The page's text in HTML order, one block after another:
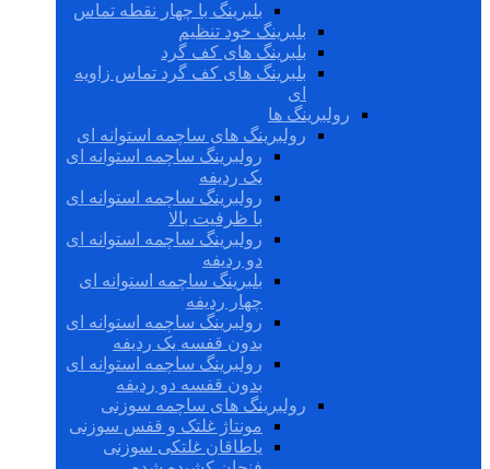
بلبرینگ با چهار نقطه تماس
بلبرینگ خود تنظیم
بلبرینگ های کف گرد
بلبرینگ های کف گرد تماس زاویه
ای
رولبرینگ ها
رولبرینگ های ساچمه استوانه ای
رولبرینگ ساچمه استوانه ای
یک ردیفه
رولبرینگ ساچمه استوانه ای
با ظرفیت بالا
رولبرینگ ساچمه استوانه ای
دو ردیفه
بلبرینگ ساچمه استوانه ای
چهار ردیفه
رولبرینگ ساچمه استوانه ای
بدون قفسه یک ردیفه
رولبرینگ ساچمه استوانه ای
بدون قفسه دو ردیفه
رولبرینگ های ساچمه سوزنی
مونتاژ غلتک و قفس سوزنی
یاطاقان غلتکی سوزنی